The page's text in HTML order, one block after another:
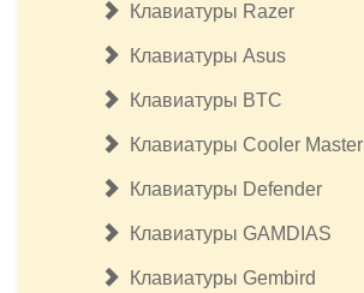
Клавиатуры Razer
Клавиатуры Asus
Клавиатуры BTC
Клавиатуры Cooler Master
Клавиатуры Defender
Клавиатуры GAMDIAS
Клавиатуры Gembird